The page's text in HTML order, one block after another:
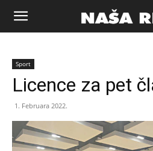
Naša
riječ
Zenica
Sport
Licence za pet
1. Februara 2022.